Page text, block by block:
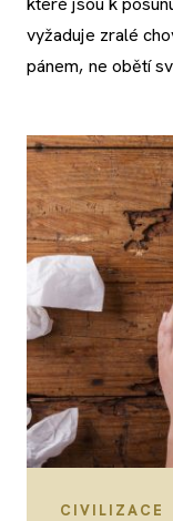
vyžaduje zralé
pánem, ne obětí
CIVILIZACE